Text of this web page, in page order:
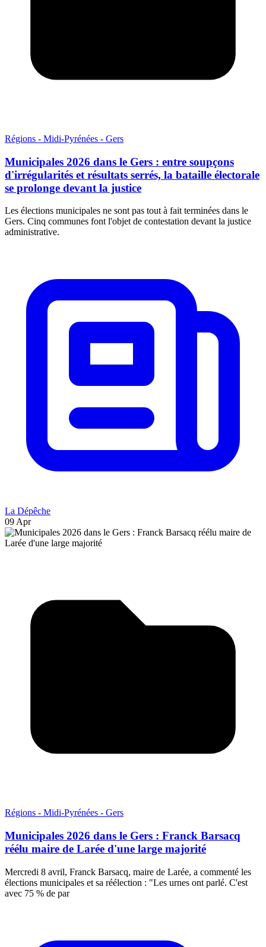
Régions - Midi-Pyrénées - Gers
Municipales 2026 dans le Gers : entre soupçons
d'irrégularités et résultats serrés, la bataille électorale
se prolonge devant la justice
Les élections municipales ne sont pas tout à fait terminées dans le
Gers. Cinq communes font l'objet de contestation devant la justice
administrative.
La Dépêche
09 Apr
Régions - Midi-Pyrénées - Gers
Municipales 2026 dans le Gers : Franck Barsacq
réélu maire de Larée d'une large majorité
Mercredi 8 avril, Franck Barsacq, maire de Larée, a commenté les
élections municipales et sa réélection : "Les urnes ont parlé. C'est
avec 75 % de par